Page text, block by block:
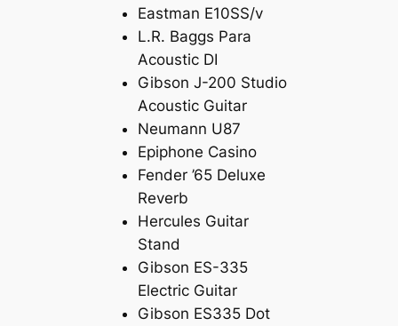
Eastman E10SS/v
L.R. Baggs Para
Acoustic DI
Gibson J-200 Studio
Acoustic Guitar
Neumann U87
Epiphone Casino
Fender ’65 Deluxe
Reverb
Hercules Guitar
Stand
Gibson ES-335
Electric Guitar
Gibson ES335 Dot